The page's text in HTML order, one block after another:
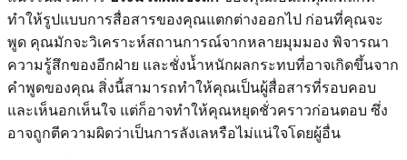
ทำให้รูปแบบการสื่อสารของคุณแตกต่างออกไป ก่อนที่คุณจะ
พูด คุณมักจะวิเคราะห์สถานการณ์จากหลายมุมมอง พิจารณา
ความรู้สึกของอีกฝ่าย และชั่งน้ำหนักผลกระทบที่อาจเกิดขึ้นจาก
คำพูดของคุณ สิ่งนี้สามารถทำให้คุณเป็นผู้สื่อสารที่รอบคอบ
และเห็นอกเห็นใจ แต่ก็อาจทำให้คุณหยุดชั่วคราวก่อนตอบ ซึ่ง
อาจถูกตีความผิดว่าเป็นการลังเลหรือไม่แน่ใจโดยผู้อื่น